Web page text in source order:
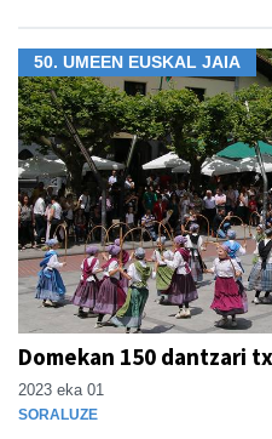
50. UMEEN EUSKAL JAIA
Domekan 150 dantzari
2023 eka 01
SORALUZE